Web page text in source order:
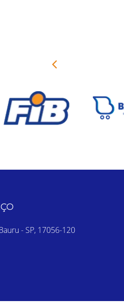
- SP, 17056-120